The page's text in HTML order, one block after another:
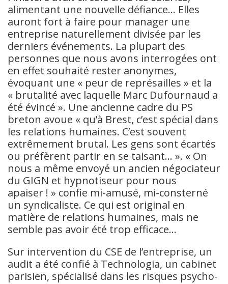
alimentant une nouvelle défiance… Elles
auront fort à faire pour manager une
entreprise naturellement divisée par les
derniers événements. La plupart des
personnes que nous avons interrogées ont
en effet souhaité rester anonymes,
évoquant une « peur de représailles » et la
« brutalité avec laquelle Marc Dufournaud a
été évincé ». Une ancienne cadre du PS
breton avoue « qu’à Brest, c’est spécial dans
les relations humaines. C’est souvent
extrêmement brutal. Les gens sont écartés
ou préfèrent partir en se taisant… ». « On
nous a même envoyé un ancien négociateur
du GIGN et hypnotiseur pour nous
apaiser ! » confie mi-amusé, mi-consterné
un syndicaliste. Ce qui est original en
matière de relations humaines, mais ne
semble pas avoir été trop efficace…
Sur intervention du CSE de l’entreprise, un
audit a été confié à Technologia, un cabinet
parisien, spécialisé dans les risques psycho-